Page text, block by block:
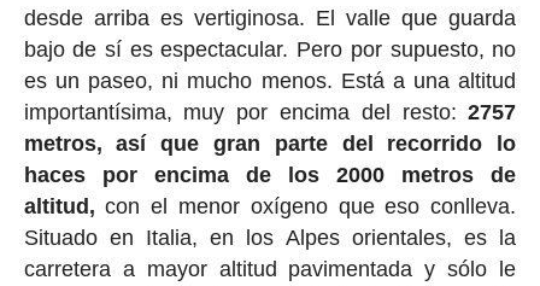
desde arriba es vertiginosa. El valle que guarda
bajo de sí es espectacular. Pero por supuesto, no
es un paseo, ni mucho menos. Está a una altitud
importantísima, muy por encima del resto:2757
metros, así que gran parte del recorrido lo
haces por encima de los 2000 metros de
altitud, con el menor oxígeno que eso conlleva.
Situado en Italia, en los Alpes orientales, es la
carretera a mayor altitud pavimentada y sólo le